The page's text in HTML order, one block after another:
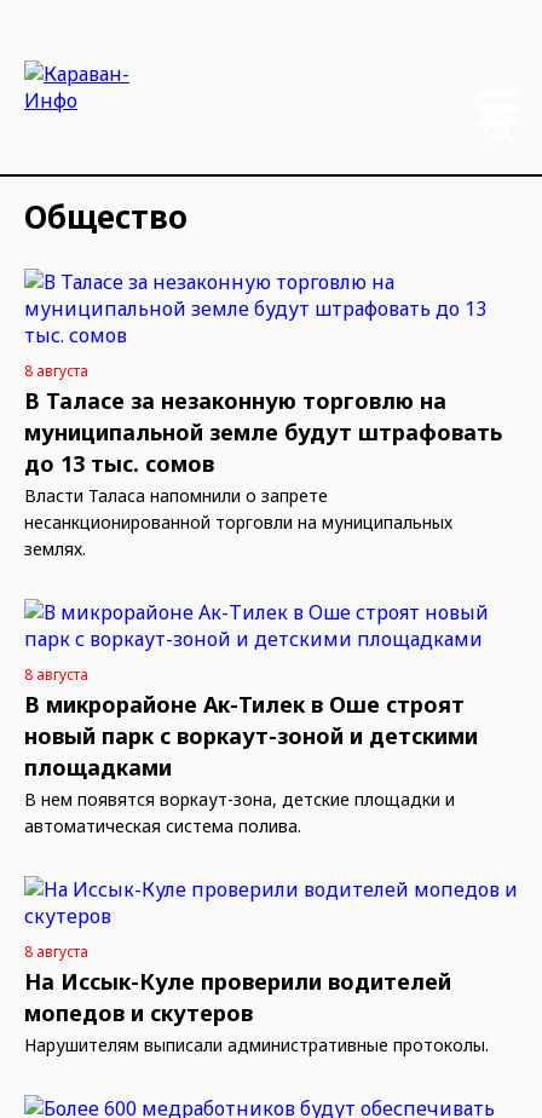
Общество
8 августа
В Таласе за незаконную торговлю на
муниципальной земле будут штрафовать
до 13 тыс. сомов
Власти Таласа напомнили о запрете
несанкционированной торговли на муниципальных
землях.
8 августа
В микрорайоне Ак-Тилек в Оше строят
новый парк с воркаут-зоной и детскими
площадками
В нем появятся воркаут-зона, детские площадки и
автоматическая система полива.
8 августа
На Иссык-Куле проверили водителей
мопедов и скутеров
Нарушителям выписали административные протоколы.